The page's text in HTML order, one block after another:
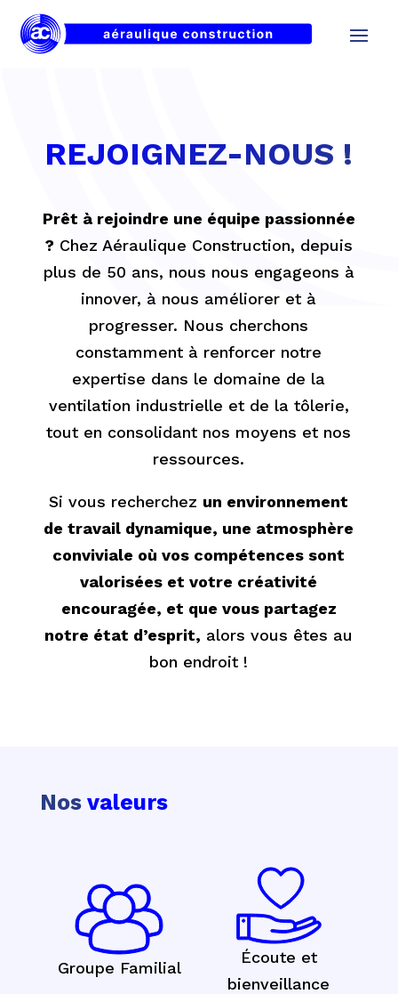
REJOIGNEZ-NOUS !
Prêt à rejoindre une équipe passionnée
? Chez Aéraulique Construction, depuis
plus de 50 ans, nous nous engageons à
innover, à nous améliorer et à
progresser. Nous cherchons
constamment à renforcer notre
expertise dans le domaine de la
ventilation industrielle et de la tôlerie,
tout en consolidant nos moyens et nos
ressources.
Si vous recherchez un environnement
de travail dynamique, une atmosphère
conviviale où vos compétences sont
valorisées et votre créativité
encouragée, et que vous partagez
notre état d’esprit, alors vous êtes au
bon endroit !
Nos valeurs
Groupe Familial
Écoute et
bienveillance
Panneau de gestion des cookies